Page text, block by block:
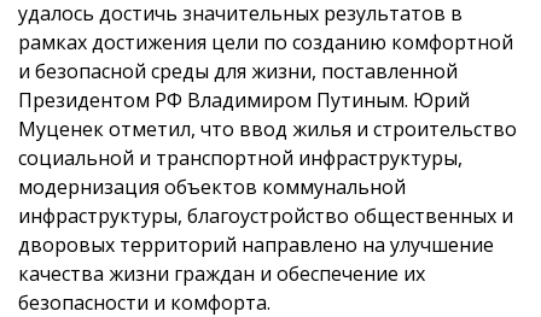
удалось достичь значительных результатов в
рамках достижения цели по созданию комфортной
и безопасной среды для жизни, поставленной
Президентом РФ Владимиром Путиным. Юрий
Муценек отметил, что ввод жилья и строительство
социальной и транспортной инфраструктуры,
модернизация объектов коммунальной
инфраструктуры, благоустройство общественных и
дворовых территорий направлено на улучшение
качества жизни граждан и обеспечение их
безопасности и комфорта.